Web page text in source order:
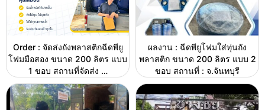
Order : จัดส่งถังพลาสติกฉีดพียู
โฟมมือสอง ขนาด 200 ลิตร แบบ
1 ขอบ สถานที่จัดส่ง …
ผลงาน : ฉีดพียูโฟมใส่ทุ่นถัง
พลาสติก ขนาด 200 ลิตร แบบ 2
ขอบ สถานที่ : จ.จันทบุรี